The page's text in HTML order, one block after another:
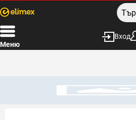
Меню
Вход